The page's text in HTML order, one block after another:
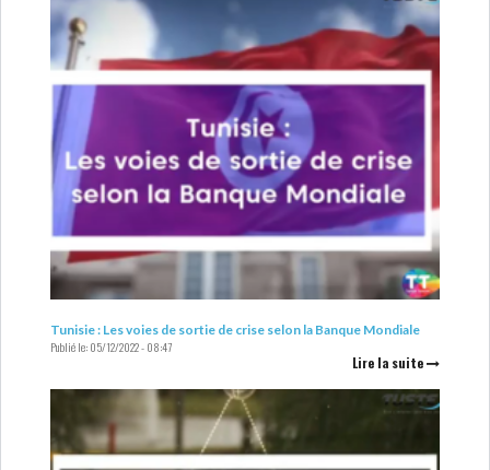
Tunisie : Les voies de sortie de crise selon la Banque Mondiale
Publié le:05/12/2022 - 08:47
Lire la suite